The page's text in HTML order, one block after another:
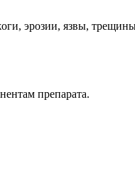
эрозии, язвы,
препарата.